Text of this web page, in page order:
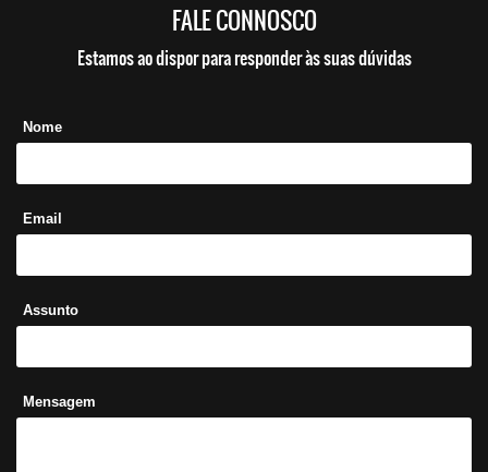
FALE CONNOSCO
Estamos ao dispor para responder às suas dúvidas
Nome
Email
Assunto
Mensagem